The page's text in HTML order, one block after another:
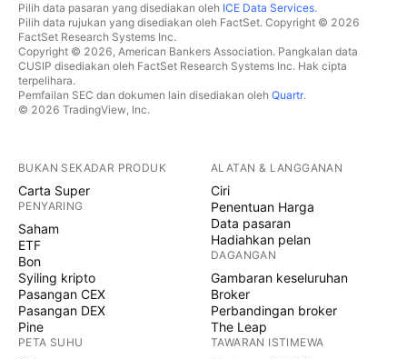
Pilih data pasaran yang disediakan oleh ICE Data Services.
Pilih data rujukan yang disediakan oleh FactSet. Copyright © 2026
FactSet Research Systems Inc.
Copyright © 2026, American Bankers Association. Pangkalan data
CUSIP disediakan oleh FactSet Research Systems Inc. Hak cipta
terpelihara.
Pemfailan SEC dan dokumen lain disediakan oleh Quartr.
© 2026 TradingView, Inc.
BUKAN SEKADAR PRODUK
Carta Super
PENYARING
Saham
ETF
Bon
Syiling kripto
Pasangan CEX
Pasangan DEX
Pine
PETA SUHU
ALATAN & LANGGANAN
Ciri
Penentuan Harga
Data pasaran
Hadiahkan pelan
DAGANGAN
Gambaran keseluruhan
Broker
Perbandingan broker
The Leap
TAWARAN ISTIMEWA